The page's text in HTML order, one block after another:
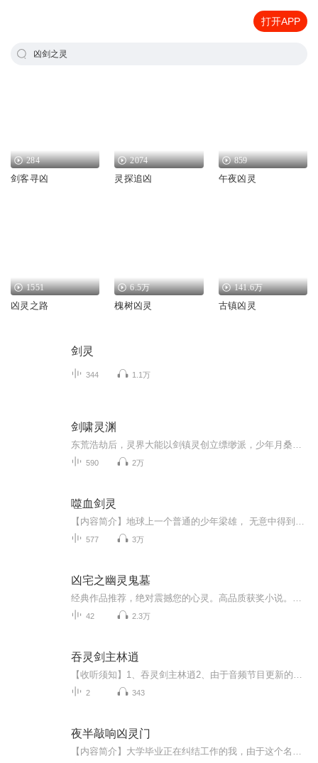
打开APP
凶剑之灵
284
剑客寻凶
2074
灵探追凶
859
午夜凶灵
1551
凶灵之路
6.5万
槐树凶灵
141.6万
古镇凶灵
剑灵
344 1.1万
剑啸灵渊
590 2万
噬血剑灵
577 3万
凶宅之幽灵鬼墓
42 2.3万
吞灵剑主林逍
2 343
夜半敲响凶灵门